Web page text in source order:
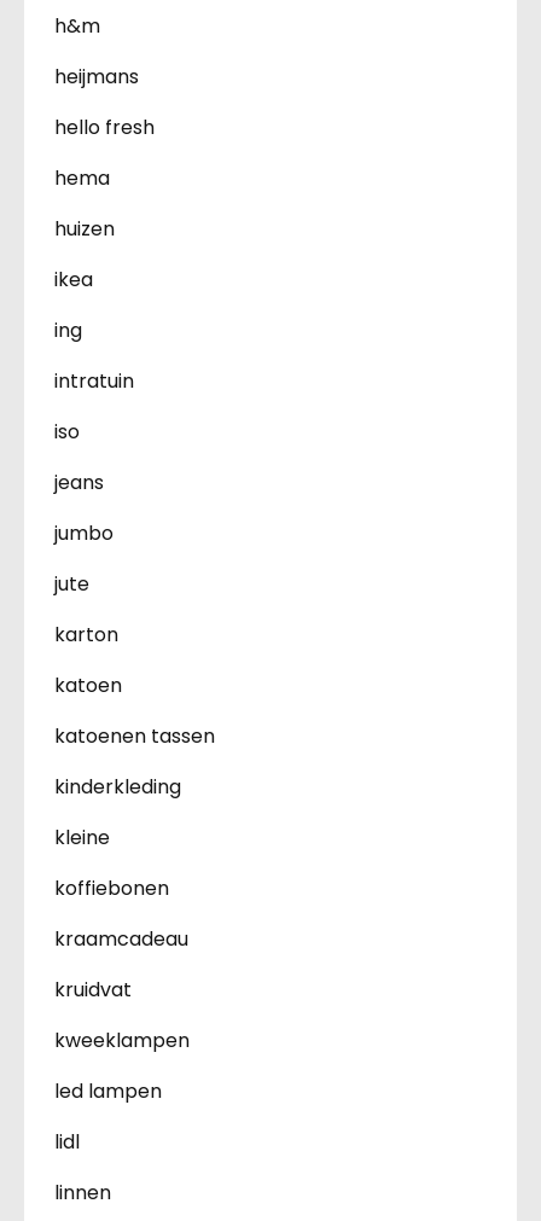
h&m
heijmans
hello fresh
hema
huizen
ikea
ing
intratuin
iso
jeans
jumbo
jute
karton
katoen
katoenen tassen
kinderkleding
kleine
koffiebonen
kraamcadeau
kruidvat
kweeklampen
led lampen
lidl
linnen